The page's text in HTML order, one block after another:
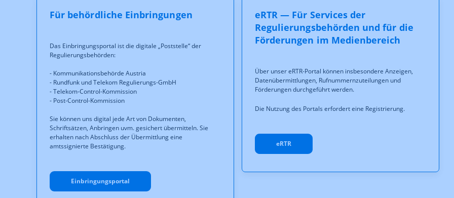
Für behördliche Einbringungen
Das Einbringungsportal ist die digitale „Poststelle“ der
Regulierungsbehörden:
- Kommunikationsbehörde Austria
- Rundfunk und Telekom Regulierungs-GmbH
- Telekom-Control-Kommission
- Post-Control-Kommission
Sie können uns digital jede Art von Dokumenten,
Schriftsätzen, Anbringen uvm. gesichert übermitteln. Sie
erhalten nach Abschluss der Übermittlung eine
amtssignierte Bestätigung.
Einbringungsportal
eRTR — Für Services der
Regulierungsbehörden und für die
Förderungen im Medienbereich
Über unser eRTR-Portal können insbesondere Anzeigen,
Datenübermittlungen, Rufnummernzuteilungen und
Förderungen durchgeführt werden.
Die Nutzung des Portals erfordert eine Registrierung.
eRTR